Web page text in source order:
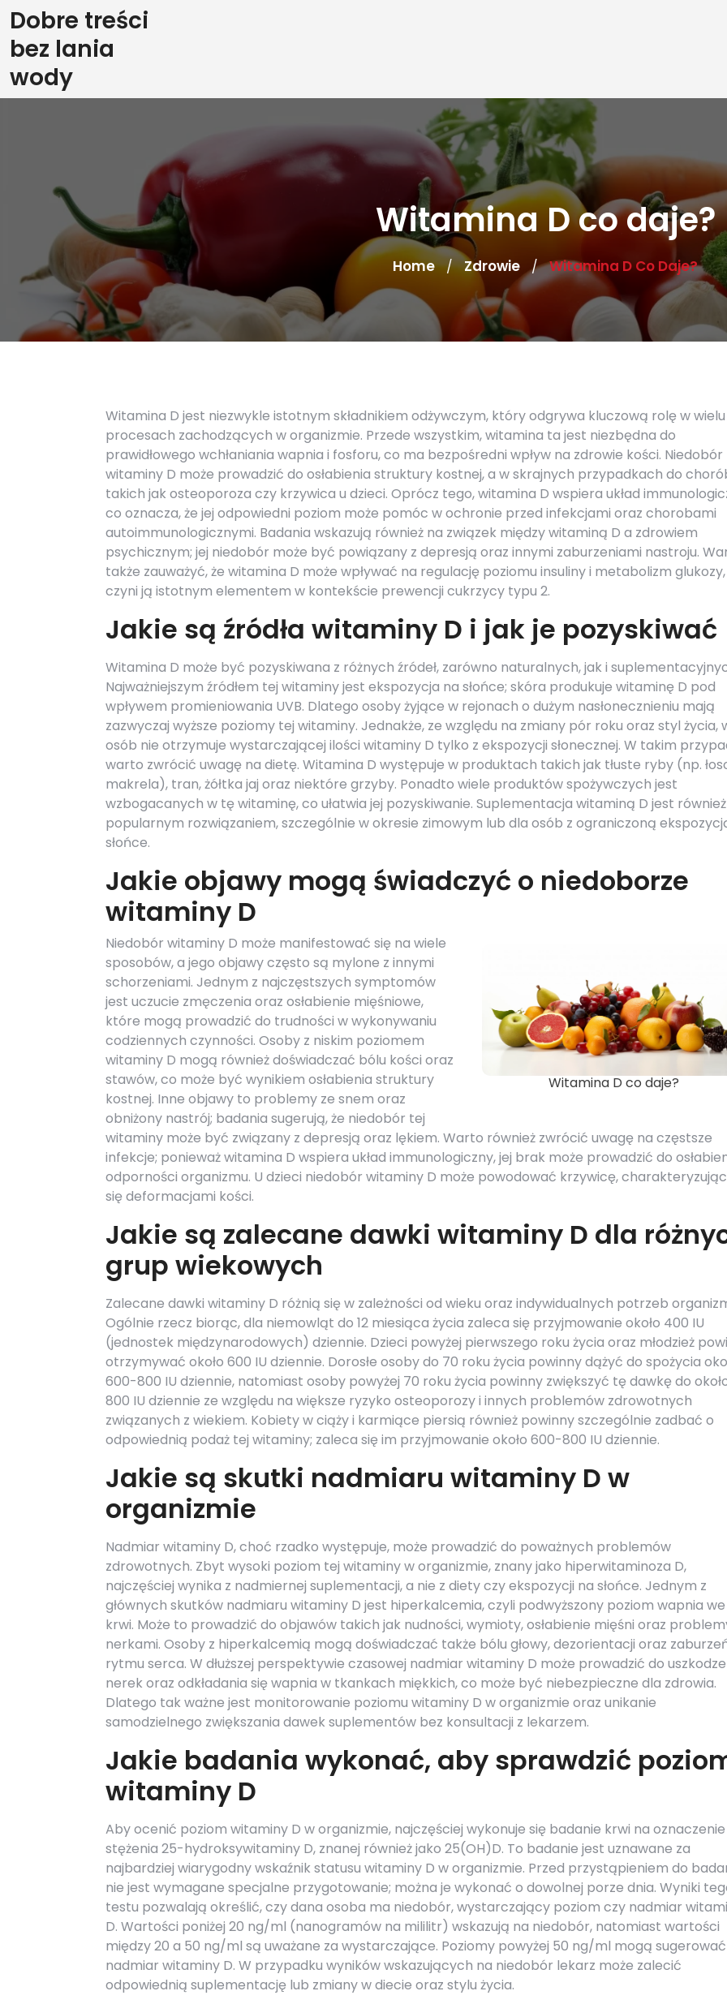
Skip
to
content
Dobre treści
bez lania
wody
Witamina D co daje?
Home / Zdrowie / Witamina D Co Daje?
Witamina D jest niezwykle istotnym składnikiem odżywczym, który odgrywa kluczową rolę w wielu
procesach zachodzących w organizmie. Przede wszystkim, witamina ta jest niezbędna do
prawidłowego wchłaniania wapnia i fosforu, co ma bezpośredni wpływ na zdrowie kości. Niedobór
witaminy D może prowadzić do osłabienia struktury kostnej, a w skrajnych przypadkach do
takich jak osteoporoza czy krzywica u dzieci. Oprócz tego, witamina D wspiera układ
co oznacza, że jej odpowiedni poziom może pomóc w ochronie przed infekcjami oraz chorobami
autoimmunologicznymi. Badania wskazują również na związek między witaminą D a zdrowiem
psychicznym; jej niedobór może być powiązany z depresją oraz innymi zaburzeniami nastroju.
także zauważyć, że witamina D może wpływać na regulację poziomu insuliny i metabolizm
czyni ją istotnym elementem w kontekście prewencji cukrzycy typu 2.
Jakie są źródła witaminy D i jak je pozyskiwać
Witamina D może być pozyskiwana z różnych źródeł, zarówno naturalnych, jak i
Najważniejszym źródłem tej witaminy jest ekspozycja na słońce; skóra produkuje witaminę D pod
wpływem promieniowania UVB. Dlatego osoby żyjące w rejonach o dużym nasłonecznieniu mają
zazwyczaj wyższe poziomy tej witaminy. Jednakże, ze względu na zmiany pór roku oraz styl życia,
osób nie otrzymuje wystarczającej ilości witaminy D tylko z ekspozycji słonecznej. W takim
warto zwrócić uwagę na dietę. Witamina D występuje w produktach takich jak tłuste ryby (np.
makrela), tran, żółtka jaj oraz niektóre grzyby. Ponadto wiele produktów spożywczych jest
wzbogacanych w tę witaminę, co ułatwia jej pozyskiwanie. Suplementacja witaminą D jest również
popularnym rozwiązaniem, szczególnie w okresie zimowym lub dla osób z ograniczoną
słońce.
Jakie objawy mogą świadczyć o niedoborze
witaminy D
Witamina D co daje?
Niedobór witaminy D może manifestować się na wiele
sposobów, a jego objawy często są mylone z innymi
schorzeniami. Jednym z najczęstszych symptomów
jest uczucie zmęczenia oraz osłabienie mięśniowe,
które mogą prowadzić do trudności w wykonywaniu
codziennych czynności. Osoby z niskim poziomem
witaminy D mogą również doświadczać bólu kości oraz
stawów, co może być wynikiem osłabienia struktury
kostnej. Inne objawy to problemy ze snem oraz
obniżony nastrój; badania sugerują, że niedobór tej
witaminy może być związany z depresją oraz lękiem. Warto również zwrócić uwagę na częstsze
infekcje; ponieważ witamina D wspiera układ immunologiczny, jej brak może prowadzić do
odporności organizmu. U dzieci niedobór witaminy D może powodować krzywicę,
się deformacjami kości.
Jakie są zalecane dawki witaminy D dla
grup wiekowych
Zalecane dawki witaminy D różnią się w zależności od wieku oraz indywidualnych potrzeb
Ogólnie rzecz biorąc, dla niemowląt do 12 miesiąca życia zaleca się przyjmowanie około 400 IU
(jednostek międzynarodowych) dziennie. Dzieci powyżej pierwszego roku życia oraz młodzież
otrzymywać około 600 IU dziennie. Dorosłe osoby do 70 roku życia powinny dążyć do spożycia
600-800 IU dziennie, natomiast osoby powyżej 70 roku życia powinny zwiększyć tę dawkę do
800 IU dziennie ze względu na większe ryzyko osteoporozy i innych problemów zdrowotnych
związanych z wiekiem. Kobiety w ciąży i karmiące piersią również powinny szczególnie zadbać o
odpowiednią podaż tej witaminy; zaleca się im przyjmowanie około 600-800 IU dziennie.
Jakie są skutki nadmiaru witaminy D w
organizmie
Nadmiar witaminy D, choć rzadko występuje, może prowadzić do poważnych problemów
zdrowotnych. Zbyt wysoki poziom tej witaminy w organizmie, znany jako hiperwitaminoza D,
najczęściej wynika z nadmiernej suplementacji, a nie z diety czy ekspozycji na słońce. Jednym z
głównych skutków nadmiaru witaminy D jest hiperkalcemia, czyli podwyższony poziom wapnia we
krwi. Może to prowadzić do objawów takich jak nudności, wymioty, osłabienie mięśni oraz
nerkami. Osoby z hiperkalcemią mogą doświadczać także bólu głowy, dezorientacji oraz
rytmu serca. W dłuższej perspektywie czasowej nadmiar witaminy D może prowadzić do
nerek oraz odkładania się wapnia w tkankach miękkich, co może być niebezpieczne dla zdrowia.
Dlatego tak ważne jest monitorowanie poziomu witaminy D w organizmie oraz unikanie
samodzielnego zwiększania dawek suplementów bez konsultacji z lekarzem.
Jakie badania wykonać, aby sprawdzić
witaminy D
Aby ocenić poziom witaminy D w organizmie, najczęściej wykonuje się badanie krwi na oznaczenie
stężenia 25-hydroksywitaminy D, znanej również jako 25(OH)D. To badanie jest uznawane za
najbardziej wiarygodny wskaźnik statusu witaminy D w organizmie. Przed przystąpieniem do
nie jest wymagane specjalne przygotowanie; można je wykonać o dowolnej porze dnia. Wyniki
testu pozwalają określić, czy dana osoba ma niedobór, wystarczający poziom czy nadmiar
D. Wartości poniżej 20 ng/ml (nanogramów na mililitr) wskazują na niedobór, natomiast wartości
między 20 a 50 ng/ml są uważane za wystarczające. Poziomy powyżej 50 ng/ml mogą sugerować
nadmiar witaminy D. W przypadku wyników wskazujących na niedobór lekarz może zalecić
odpowiednią suplementację lub zmiany w diecie oraz stylu życia.